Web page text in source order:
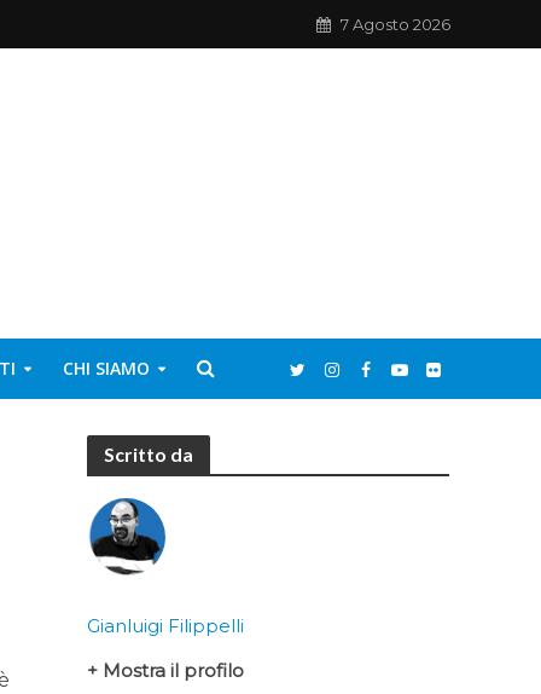
7 Agosto 2026
CHI SIAMO
Scritto da
Gianluigi Filippelli
+ Mostra il profilo